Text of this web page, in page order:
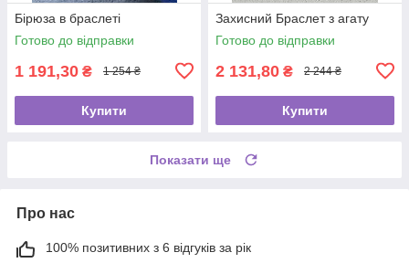
Бірюза в браслеті
Готово до відправки
1 191,30 ₴ 1 254 ₴
Купити
Захисний Браслет з агату
Готово до відправки
2 131,80 ₴ 2 244 ₴
Купити
Показати ще
Про нас
100% позитивних з 6 відгуків за рік